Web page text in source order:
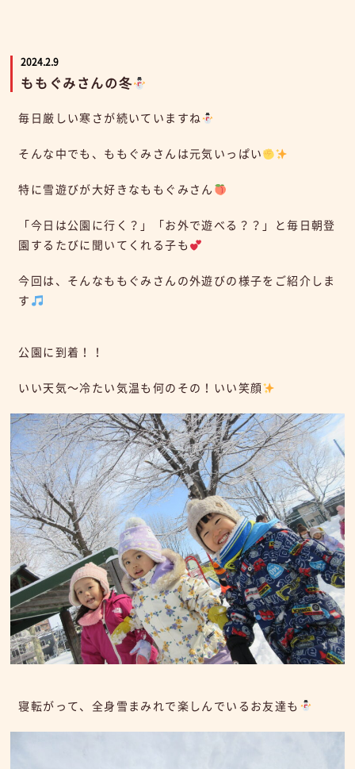
2024.2.9
ももぐみさんの冬
毎日厳しい寒さが続いていますね
そんな中でも、ももぐみさんは元気いっぱい
特に雪遊びが大好きなももぐみさん
「今日は公園に行く？」「お外で遊べる？？」と毎日朝登
園するたびに聞いてくれる子も
今回は、そんなももぐみさんの外遊びの様子をご紹介しま
す
公園に到着！！
いい天気～冷たい気温も何のその！いい笑顔
寝転がって、全身雪まみれで楽しんでいるお友達も